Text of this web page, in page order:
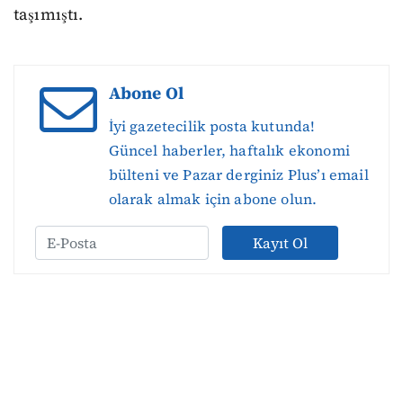
taşımıştı.
Abone Ol
İyi gazetecilik posta kutunda!
Güncel haberler, haftalık ekonomi
bülteni ve Pazar derginiz Plus’ı email
olarak almak için abone olun.
Kayıt Ol